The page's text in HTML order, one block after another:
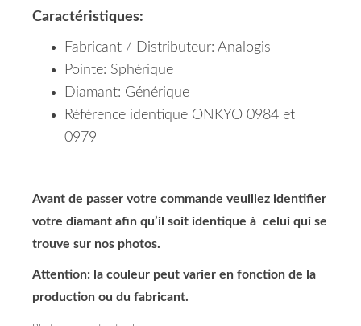
Caractéristiques:
Fabricant / Distributeur: Analogis
Pointe: Sphérique
Diamant: Générique
Référence identique ONKYO 0984 et
0979
Avant de passer votre commande veuillez identifier
votre diamant afin qu’il soit identique à celui qui se
trouve sur nos photos.
Attention: la couleur peut varier en fonction de la
production ou du fabricant.